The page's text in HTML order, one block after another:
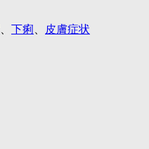
下痢 皮膚症状